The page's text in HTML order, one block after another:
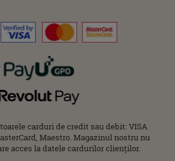
carduri de credit sau debit: VISA
Maestro. Magazinul nostru nu
acces la datele cardurilor clienților.